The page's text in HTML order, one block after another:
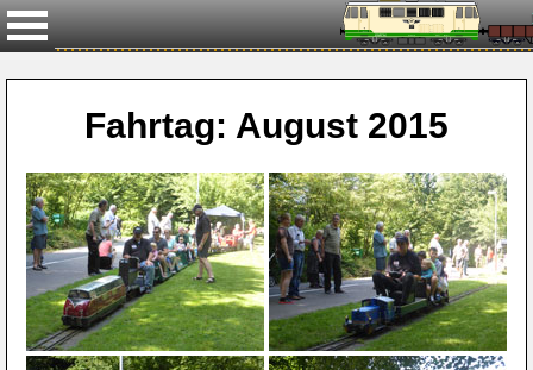
Fahrtag: August 2015